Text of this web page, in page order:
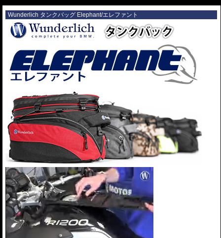
Wunderlich タンクバッグ Elephant/エレファント